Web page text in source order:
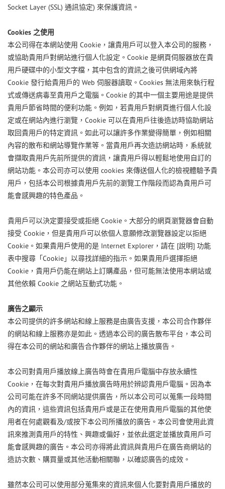
Socket Layer (SSL) 通訊協定) 來保護資訊。
Cookies 之使用
本公司得在本網站使用 Cookie ，讓貴用戶可以登入本公司的服務，
或協助貴用戶對網站進行個人化設定。 Cookie 是網頁伺服器放在貴
用戶硬碟中的小型文字檔，其中包含的資訊之後可供網域內將
Cookie 發行給貴用戶的 Web 伺服器讀取。 Cookies 無法用來執行程
式或傳送病毒至貴用戶之電腦。 Cookie 的其中一個主要用途是提供
貴用戶節省時間的便利功能。例如，若貴用戶對網頁進行個人化設
定或在網站內進行瀏覽， Cookie 可以在貴用戶往後造訪時協助網站
取回貴用戶的特定資訊。如此可以讓許多作業變得簡單，例如相關
內容的散布和網站導覽作業等。當貴用戶再次造訪網站時，系統就
會擷取貴用戶先前所提供的資訊，讓貴用戶得以輕鬆地使用自訂的
網站功能。本公司亦可以使用 cookies 來傳送個人化的檢視體驗予貴
用戶，包括本公司根據貴用戶先前的瀏覽工作階段而認為貴用戶可
能會感興趣的特色產品。
貴用戶可以決定要接受或拒絕 Cookie 。大部分的網頁瀏覽器會自動
接受 Cookie ，但是貴用戶可以依個人意願修改瀏覽器設定以拒絕
Cookie 。如果貴用戶使用的是 Internet Explorer ，請在 [說明] 功能
表中搜尋「 Cookie 」以尋找詳細的指示。如果貴用戶選擇拒絕
Cookie ，貴用戶仍能在網站上訂購產品，但可能無法使用本網站或
其他依賴 Cookie 之網站互動式功能。
廣告之顯示
本公司提供的許多網站和線上服務是由廣告支援，本公司合作夥伴
的網站和線上服務亦是如此。透過本公司的廣告散布平台，本公司
得在本公司的網站和廣告合作夥伴的網站上播放廣告。
本公司對貴用戶播放線上廣告時會在貴用戶電腦中存放永續性
Cookie ，在每次對貴用戶播放廣告時用於辨認貴用戶電腦。因為本
公司可能在許多不同網站提供廣告，所以本公司可以蒐集一段時間
內的資訊，這些資訊包括貴用戶或是正在使用貴用戶電腦的其他使
用者在何處觀看及/或按下本公司所播放的廣告。本公司會使用此資
訊來推測貴用戶的特性、興趣或偏好，並依此選定並播放貴用戶可
能會感興趣的廣告。本公司亦得將此資訊與貴用戶在廣告商網站的
造訪次數、購買量或其他活動相關聯，以確認廣告的成效。
雖然本公司可以使用部分蒐集來的資訊來個人化要對貴用戶播放的